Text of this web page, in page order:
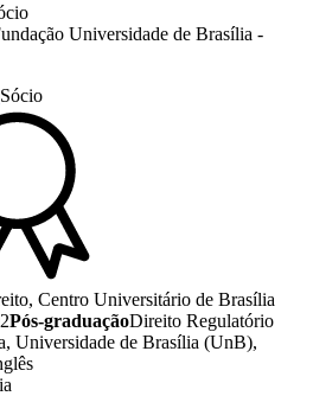
Universidade de Brasília -
Sócio
Centro Universitário de Brasília
Pós-graduaçãoDireito Regulatório
Universidade de Brasília (UnB),